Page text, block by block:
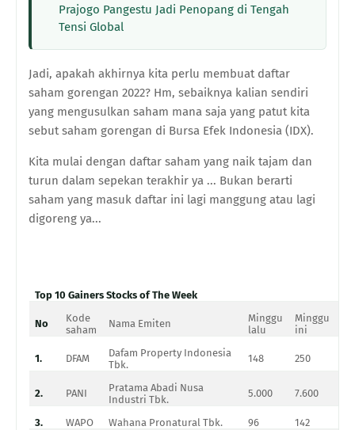
Prajogo Pangestu Jadi Penopang di Tengah
Tensi Global
Jadi, apakah akhirnya kita perlu membuat daftar
saham gorengan 2022? Hm, sebaiknya kalian sendiri
yang mengusulkan saham mana saja yang patut kita
sebut saham gorengan di Bursa Efek Indonesia (IDX).
Kita mulai dengan daftar saham yang naik tajam dan
turun dalam sepekan terakhir ya ... Bukan berarti
saham yang masuk daftar ini lagi manggung atau lagi
digoreng ya...
Top 10 Gainers Stocks of The Week
No
Kode
saham
Nama Emiten
Minggu
lalu
Minggu
ini
1. DFAM
Dafam Property Indonesia
Tbk.
148 250
2. PANI
Pratama Abadi Nusa
Industri Tbk.
5.000 7.600
3. WAPO Wahana Pronatural Tbk. 96 142